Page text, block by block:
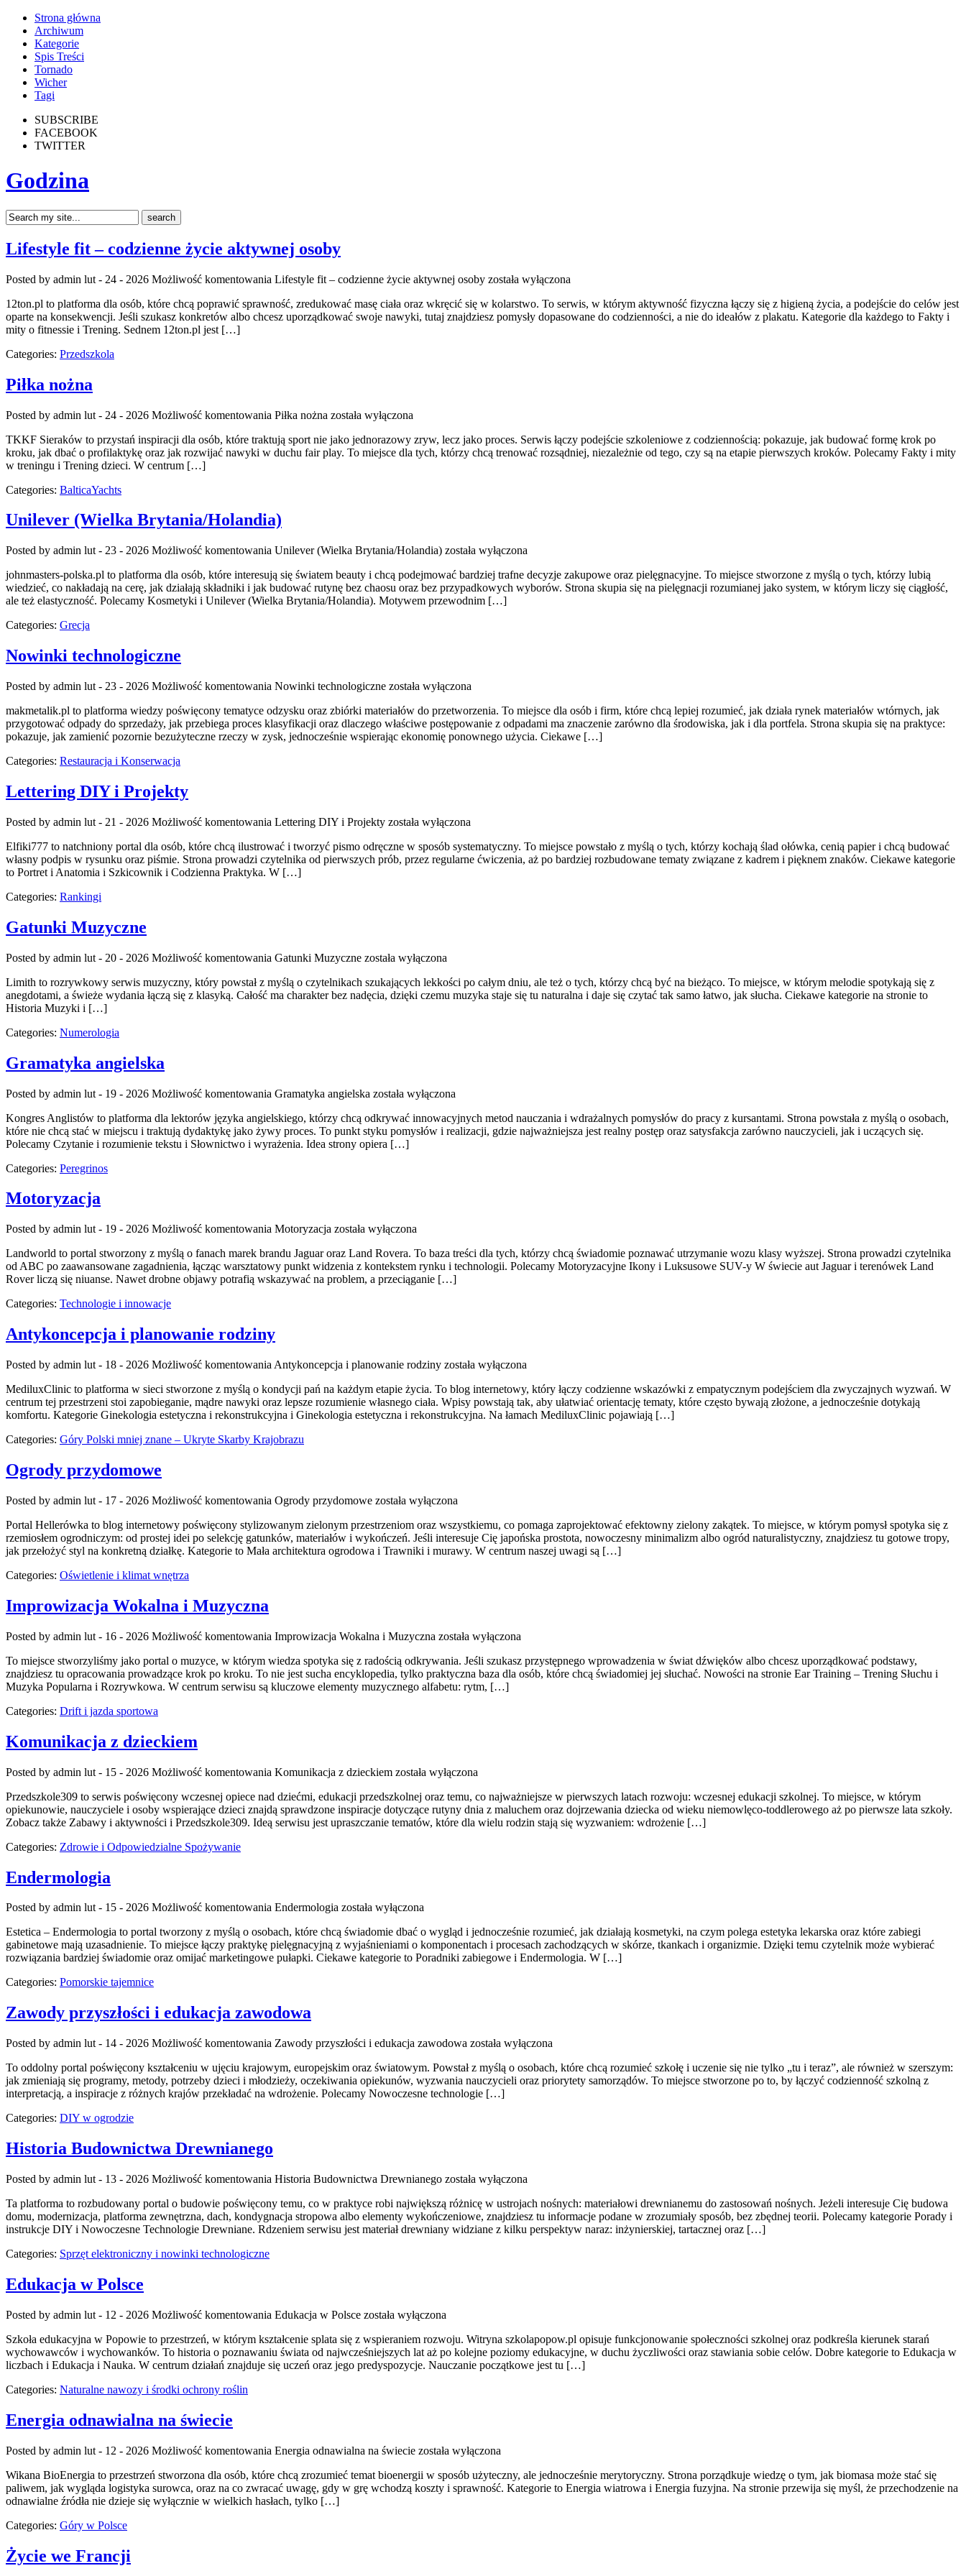
Strona główna
Archiwum
Kategorie
Spis Treści
Tornado
Wicher
Tagi
SUBSCRIBE
FACEBOOK
TWITTER
Godzina
Lifestyle fit – codzienne życie aktywnej osoby
Posted by admin lut - 24 - 2026 Możliwość komentowania Lifestyle fit – codzienne życie aktywnej osoby została wyłączona
12ton.pl to platforma dla osób, które chcą poprawić sprawność, zredukować masę ciała oraz wkręcić się w kolarstwo. To serwis, w którym aktywność fizyczna łączy się z higieną życia, a podejście do celów jest
oparte na konsekwencji. Jeśli szukasz konkretów albo chcesz uporządkować swoje nawyki, tutaj znajdziesz pomysły dopasowane do codzienności, a nie do ideałów z plakatu. Kategorie dla każdego to Fakty i
mity o fitnessie i Trening. Sednem 12ton.pl jest […]
Categories: Przedszkola
Piłka nożna
Posted by admin lut - 24 - 2026 Możliwość komentowania Piłka nożna została wyłączona
TKKF Sieraków to przystań inspiracji dla osób, które traktują sport nie jako jednorazowy zryw, lecz jako proces. Serwis łączy podejście szkoleniowe z codziennością: pokazuje, jak budować formę krok po
kroku, jak dbać o profilaktykę oraz jak rozwijać nawyki w duchu fair play. To miejsce dla tych, którzy chcą trenować rozsądniej, niezależnie od tego, czy są na etapie pierwszych kroków. Polecamy Fakty i mity
w treningu i Trening dzieci. W centrum […]
Categories: BalticaYachts
Unilever (Wielka Brytania/Holandia)
Posted by admin lut - 23 - 2026 Możliwość komentowania Unilever (Wielka Brytania/Holandia) została wyłączona
johnmasters-polska.pl to platforma dla osób, które interesują się światem beauty i chcą podejmować bardziej trafne decyzje zakupowe oraz pielęgnacyjne. To miejsce stworzone z myślą o tych, którzy lubią
wiedzieć, co nakładają na cerę, jak działają składniki i jak budować rutynę bez chaosu oraz bez przypadkowych wyborów. Strona skupia się na pielęgnacji rozumianej jako system, w którym liczy się ciągłość,
ale też elastyczność. Polecamy Kosmetyki i Unilever (Wielka Brytania/Holandia). Motywem przewodnim […]
Categories: Grecja
Nowinki technologiczne
Posted by admin lut - 23 - 2026 Możliwość komentowania Nowinki technologiczne została wyłączona
makmetalik.pl to platforma wiedzy poświęcony tematyce odzysku oraz zbiórki materiałów do przetworzenia. To miejsce dla osób i firm, które chcą lepiej rozumieć, jak działa rynek materiałów wtórnych, jak
przygotować odpady do sprzedaży, jak przebiega proces klasyfikacji oraz dlaczego właściwe postępowanie z odpadami ma znaczenie zarówno dla środowiska, jak i dla portfela. Strona skupia się na praktyce:
pokazuje, jak zamienić pozornie bezużyteczne rzeczy w zysk, jednocześnie wspierając ekonomię ponownego użycia. Ciekawe […]
Categories: Restauracja i Konserwacja
Lettering DIY i Projekty
Posted by admin lut - 21 - 2026 Możliwość komentowania Lettering DIY i Projekty została wyłączona
Elfiki777 to natchniony portal dla osób, które chcą ilustrować i tworzyć pismo odręczne w sposób systematyczny. To miejsce powstało z myślą o tych, którzy kochają ślad ołówka, cenią papier i chcą budować
własny podpis w rysunku oraz piśmie. Strona prowadzi czytelnika od pierwszych prób, przez regularne ćwiczenia, aż po bardziej rozbudowane tematy związane z kadrem i pięknem znaków. Ciekawe kategorie
to Portret i Anatomia i Szkicownik i Codzienna Praktyka. W […]
Categories: Rankingi
Gatunki Muzyczne
Posted by admin lut - 20 - 2026 Możliwość komentowania Gatunki Muzyczne została wyłączona
Limith to rozrywkowy serwis muzyczny, który powstał z myślą o czytelnikach szukających lekkości po całym dniu, ale też o tych, którzy chcą być na bieżąco. To miejsce, w którym melodie spotykają się z
anegdotami, a świeże wydania łączą się z klasyką. Całość ma charakter bez nadęcia, dzięki czemu muzyka staje się tu naturalna i daje się czytać tak samo łatwo, jak słucha. Ciekawe kategorie na stronie to
Historia Muzyki i […]
Categories: Numerologia
Gramatyka angielska
Posted by admin lut - 19 - 2026 Możliwość komentowania Gramatyka angielska została wyłączona
Kongres Anglistów to platforma dla lektorów języka angielskiego, którzy chcą odkrywać innowacyjnych metod nauczania i wdrażalnych pomysłów do pracy z kursantami. Strona powstała z myślą o osobach,
które nie chcą stać w miejscu i traktują dydaktykę jako żywy proces. To punkt styku pomysłów i realizacji, gdzie najważniejsza jest realny postęp oraz satysfakcja zarówno nauczycieli, jak i uczących się.
Polecamy Czytanie i rozumienie tekstu i Słownictwo i wyrażenia. Idea strony opiera […]
Categories: Peregrinos
Motoryzacja
Posted by admin lut - 19 - 2026 Możliwość komentowania Motoryzacja została wyłączona
Landworld to portal stworzony z myślą o fanach marek brandu Jaguar oraz Land Rovera. To baza treści dla tych, którzy chcą świadomie poznawać utrzymanie wozu klasy wyższej. Strona prowadzi czytelnika
od ABC po zaawansowane zagadnienia, łącząc warsztatowy punkt widzenia z kontekstem rynku i technologii. Polecamy Motoryzacyjne Ikony i Luksusowe SUV-y W świecie aut Jaguar i terenówek Land
Rover liczą się niuanse. Nawet drobne objawy potrafią wskazywać na problem, a przeciąganie […]
Categories: Technologie i innowacje
Antykoncepcja i planowanie rodziny
Posted by admin lut - 18 - 2026 Możliwość komentowania Antykoncepcja i planowanie rodziny została wyłączona
MediluxClinic to platforma w sieci stworzone z myślą o kondycji pań na każdym etapie życia. To blog internetowy, który łączy codzienne wskazówki z empatycznym podejściem dla zwyczajnych wyzwań. W
centrum tej przestrzeni stoi zapobieganie, mądre nawyki oraz lepsze rozumienie własnego ciała. Wpisy powstają tak, aby ułatwiać orientację tematy, które często bywają złożone, a jednocześnie dotykają
komfortu. Kategorie Ginekologia estetyczna i rekonstrukcyjna i Ginekologia estetyczna i rekonstrukcyjna. Na łamach MediluxClinic pojawiają […]
Categories: Góry Polski mniej znane – Ukryte Skarby Krajobrazu
Ogrody przydomowe
Posted by admin lut - 17 - 2026 Możliwość komentowania Ogrody przydomowe została wyłączona
Portal Hellerówka to blog internetowy poświęcony stylizowanym zielonym przestrzeniom oraz wszystkiemu, co pomaga zaprojektować efektowny zielony zakątek. To miejsce, w którym pomysł spotyka się z
rzemiosłem ogrodniczym: od prostej idei po selekcję gatunków, materiałów i wykończeń. Jeśli interesuje Cię japońska prostota, nowoczesny minimalizm albo ogród naturalistyczny, znajdziesz tu gotowe tropy,
jak przełożyć styl na konkretną działkę. Kategorie to Mała architektura ogrodowa i Trawniki i murawy. W centrum naszej uwagi są […]
Categories: Oświetlenie i klimat wnętrza
Improwizacja Wokalna i Muzyczna
Posted by admin lut - 16 - 2026 Możliwość komentowania Improwizacja Wokalna i Muzyczna została wyłączona
To miejsce stworzyliśmy jako portal o muzyce, w którym wiedza spotyka się z radością odkrywania. Jeśli szukasz przystępnego wprowadzenia w świat dźwięków albo chcesz uporządkować podstawy,
znajdziesz tu opracowania prowadzące krok po kroku. To nie jest sucha encyklopedia, tylko praktyczna baza dla osób, które chcą świadomiej jej słuchać. Nowości na stronie Ear Training – Trening Słuchu i
Muzyka Popularna i Rozrywkowa. W centrum serwisu są kluczowe elementy muzycznego alfabetu: rytm, […]
Categories: Drift i jazda sportowa
Komunikacja z dzieckiem
Posted by admin lut - 15 - 2026 Możliwość komentowania Komunikacja z dzieckiem została wyłączona
Przedszkole309 to serwis poświęcony wczesnej opiece nad dziećmi, edukacji przedszkolnej oraz temu, co najważniejsze w pierwszych latach rozwoju: wczesnej edukacji szkolnej. To miejsce, w którym
opiekunowie, nauczyciele i osoby wspierające dzieci znajdą sprawdzone inspiracje dotyczące rutyny dnia z maluchem oraz dojrzewania dziecka od wieku niemowlęco-toddlerowego aż po pierwsze lata szkoły.
Zobacz także Zabawy i aktywności i Przedszkole309. Ideą serwisu jest upraszczanie tematów, które dla wielu rodzin stają się wyzwaniem: wdrożenie […]
Categories: Zdrowie i Odpowiedzialne Spożywanie
Endermologia
Posted by admin lut - 15 - 2026 Możliwość komentowania Endermologia została wyłączona
Estetica – Endermologia to portal tworzony z myślą o osobach, które chcą świadomie dbać o wygląd i jednocześnie rozumieć, jak działają kosmetyki, na czym polega estetyka lekarska oraz które zabiegi
gabinetowe mają uzasadnienie. To miejsce łączy praktykę pielęgnacyjną z wyjaśnieniami o komponentach i procesach zachodzących w skórze, tkankach i organizmie. Dzięki temu czytelnik może wybierać
rozwiązania bardziej świadomie oraz omijać marketingowe pułapki. Ciekawe kategorie to Poradniki zabiegowe i Endermologia. W […]
Categories: Pomorskie tajemnice
Zawody przyszłości i edukacja zawodowa
Posted by admin lut - 14 - 2026 Możliwość komentowania Zawody przyszłości i edukacja zawodowa została wyłączona
To oddolny portal poświęcony kształceniu w ujęciu krajowym, europejskim oraz światowym. Powstał z myślą o osobach, które chcą rozumieć szkołę i uczenie się nie tylko „tu i teraz”, ale również w szerszym:
jak zmieniają się programy, metody, potrzeby dzieci i młodzieży, oczekiwania opiekunów, wyzwania nauczycieli oraz priorytety samorządów. To miejsce stworzone po to, by łączyć codzienność szkolną z
interpretacją, a inspiracje z różnych krajów przekładać na wdrożenie. Polecamy Nowoczesne technologie […]
Categories: DIY w ogrodzie
Historia Budownictwa Drewnianego
Posted by admin lut - 13 - 2026 Możliwość komentowania Historia Budownictwa Drewnianego została wyłączona
Ta platforma to rozbudowany portal o budowie poświęcony temu, co w praktyce robi największą różnicę w ustrojach nośnych: materiałowi drewnianemu do zastosowań nośnych. Jeżeli interesuje Cię budowa
domu, modernizacja, platforma zewnętrzna, dach, kondygnacja stropowa albo elementy wykończeniowe, znajdziesz tu informacje podane w zrozumiały sposób, bez zbędnej teorii. Polecamy kategorie Porady i
instrukcje DIY i Nowoczesne Technologie Drewniane. Rdzeniem serwisu jest materiał drewniany widziane z kilku perspektyw naraz: inżynierskiej, tartacznej oraz […]
Categories: Sprzęt elektroniczny i nowinki technologiczne
Edukacja w Polsce
Posted by admin lut - 12 - 2026 Możliwość komentowania Edukacja w Polsce została wyłączona
Szkoła edukacyjna w Popowie to przestrzeń, w którym kształcenie splata się z wspieraniem rozwoju. Witryna szkolapopow.pl opisuje funkcjonowanie społeczności szkolnej oraz podkreśla kierunek starań
wychowawców i wychowanków. To historia o poznawaniu świata od najwcześniejszych lat aż po kolejne poziomy edukacyjne, w duchu życzliwości oraz stawiania sobie celów. Dobre kategorie to Edukacja w
liczbach i Edukacja i Nauka. W centrum działań znajduje się uczeń oraz jego predyspozycje. Nauczanie początkowe jest tu […]
Categories: Naturalne nawozy i środki ochrony roślin
Energia odnawialna na świecie
Posted by admin lut - 12 - 2026 Możliwość komentowania Energia odnawialna na świecie została wyłączona
Wikana BioEnergia to przestrzeń stworzona dla osób, które chcą zrozumieć temat bioenergii w sposób użyteczny, ale jednocześnie merytoryczny. Strona porządkuje wiedzę o tym, jak biomasa może stać się
paliwem, jak wygląda logistyka surowca, oraz na co zwracać uwagę, gdy w grę wchodzą koszty i sprawność. Kategorie to Energia wiatrowa i Energia fuzyjna. Na stronie przewija się myśl, że przechodzenie na
odnawialne źródła nie dzieje się wyłącznie w wielkich hasłach, tylko […]
Categories: Góry w Polsce
Życie we Francji